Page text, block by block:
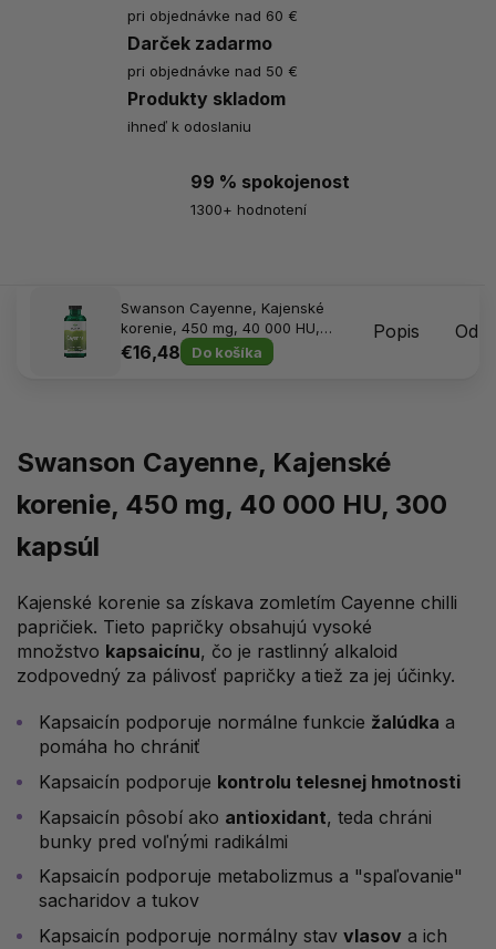
pri objednávke nad 60 €
Darček zadarmo
pri objednávke nad 50 €
Produkty skladom
ihneď k odoslaniu
99 % spokojenost
1300+ hodnotení
Swanson Cayenne, Kajenské
korenie, 450 mg, 40 000 HU,
300 kapsúl
€16,48 Do košíka
Popis
Swanson Cayenne, Kajenské
korenie, 450 mg, 40 000 HU, 300
kapsúl
Kajenské korenie sa získava zomletím Cayenne chilli
papričiek. Tieto papričky obsahujú vysoké
množstvo kapsaicínu, čo je rastlinný alkaloid
zodpovedný za pálivosť papričky a tiež za jej účinky.
Kapsaicín podporuje normálne funkcie žalúdka a
pomáha ho chrániť
Kapsaicín podporuje kontrolu telesnej hmotnosti
Kapsaicín pôsobí ako antioxidant, teda chráni
bunky pred voľnými radikálmi
Kapsaicín podporuje metabolizmus a "spaľovanie"
sacharidov a tukov
Kapsaicín podporuje normálny stav vlasov a ich